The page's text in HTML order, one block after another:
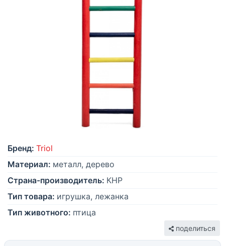
Бренд: Triol
Материал: металл, дерево
Страна-производитель: КНР
Тип товара: игрушка, лежанка
Тип животного: птица
поделиться